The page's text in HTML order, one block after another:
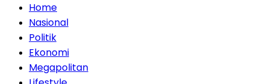
Home
Nasional
Politik
Ekonomi
Megapolitan